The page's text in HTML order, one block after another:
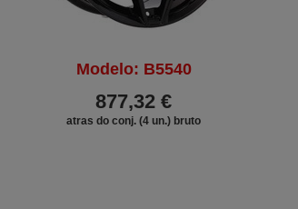
Modelo: B5540
877,32 €
atras do conj. (4 un.) bruto